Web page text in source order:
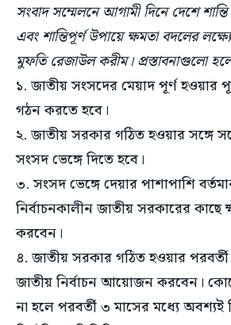
সংবাদ সম্মেলনে আগামী দিনে দেশে
এবং শান্তিপূর্ণ উপায়ে ক্ষমতা বদলের
মুফতি রেজাউল করীম। প্রস্তাবনাগুলো
১. জাতীয় সংসদের মেয়াদ পূর্ণ হওয়ার
গঠন করতে হবে।
২. জাতীয় সরকার গঠিত হওয়ার সঙ্গে
সংসদ ভেঙ্গে দিতে হবে।
৩. সংসদ ভেঙ্গে দেয়ার পাশাপাশি
নির্বাচনকালীন জাতীয় সরকারের কাছে
করবেন।
৪. জাতীয় সরকার গঠিত হওয়ার
জাতীয় নির্বাচন আয়োজন করবেন।
না হলে পরবর্তী ৩ মাসের মধ্যে অবশ্যই